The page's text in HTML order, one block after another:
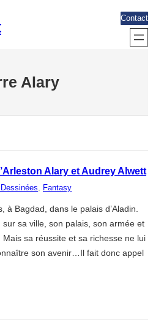
Contact
Alary
Alary et Audrey Alwett
, Fantasy
Bagdad, dans le palais d’Aladin.
sa ville, son palais, son armée et
sa réussite et sa richesse ne lui
son avenir…Il fait donc appel